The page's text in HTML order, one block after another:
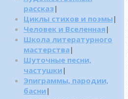
рассказ |
Циклы стихов и поэмы |
Человек и Вселенная |
Школа литературного
мастерства |
Шуточные песни,
частушки |
Эпиграммы, пародии,
басни |